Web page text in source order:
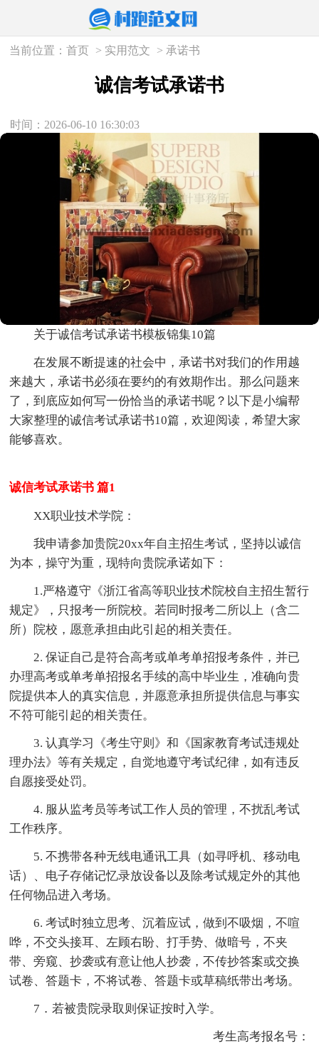
当前位置：首页 > 实用范文 > 承诺书
诚信考试承诺书
时间：2026-06-10 16:30:03
关于诚信考试承诺书模板锦集10篇
在发展不断提速的社会中，承诺书对我们的作用越
来越大，承诺书必须在要约的有效期作出。那么问题来
了，到底应如何写一份恰当的承诺书呢？以下是小编帮
大家整理的诚信考试承诺书10篇，欢迎阅读，希望大家
能够喜欢。
诚信考试承诺书 篇1
XX职业技术学院：
我申请参加贵院20xx年自主招生考试，坚持以诚信
为本，操守为重，现特向贵院承诺如下：
1.严格遵守《浙江省高等职业技术院校自主招生暂行
规定》，只报考一所院校。若同时报考二所以上（含二
所）院校，愿意承担由此引起的相关责任。
2. 保证自己是符合高考或单考单招报考条件，并已
办理高考或单考单招报名手续的高中毕业生，准确向贵
院提供本人的真实信息，并愿意承担所提供信息与事实
不符可能引起的相关责任。
3. 认真学习《考生守则》和《国家教育考试违规处
理办法》等有关规定，自觉地遵守考试纪律，如有违反
自愿接受处罚。
4. 服从监考员等考试工作人员的管理，不扰乱考试
工作秩序。
5. 不携带各种无线电通讯工具（如寻呼机、移动电
话）、电子存储记忆录放设备以及除考试规定外的其他
任何物品进入考场。
6. 考试时独立思考、沉着应试，做到不吸烟，不喧
哗，不交头接耳、左顾右盼、打手势、做暗号，不夹
带、旁窥、抄袭或有意让他人抄袭，不传抄答案或交换
试卷、答题卡，不将试卷、答题卡或草稿纸带出考场。
7．若被贵院录取则保证按时入学。
考生高考报名号：